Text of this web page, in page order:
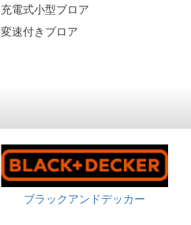
充電式小型ブロア
変速付きブロア
ブラックアンドデッカー